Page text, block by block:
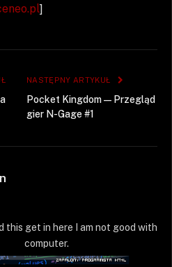
]
NASTĘPNY ARTYKUŁ
Pocket Kingdom — Przegląd
gier N-Gage #1
this get in here I am not good with
computer.